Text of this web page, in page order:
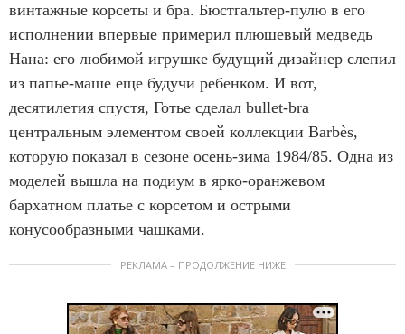
винтажные корсеты и бра. Бюстгальтер-пулю в его
исполнении впервые примерил плюшевый медведь
Нана: его любимой игрушке будущий дизайнер слепил
из папье-маше еще будучи ребенком. И вот,
десятилетия спустя, Готье сделал bullet-bra
центральным элементом своей коллекции Barbès,
которую показал в сезоне осень-зима 1984/85. Одна из
моделей вышла на подиум в ярко-оранжевом
бархатном платье с корсетом и острыми
конусообразными чашками.
РЕКЛАМА – ПРОДОЛЖЕНИЕ НИЖЕ